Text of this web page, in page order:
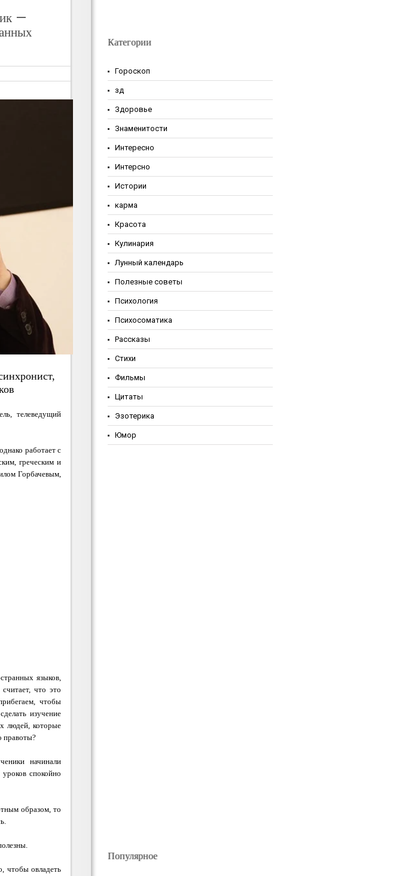
—
телеведущий
работает c
греческим и
Горбачевым,
языков,
что это
чтобы
изучение
людей, которые
правоты?
начинали
спокойно
образом, то
чтобы овладеть
Категории
Гороскоп
зд
Здоровье
Знаменитости
Интересно
Интерсно
Истории
карма
Красота
Кулинария
Лунный календарь
Полезные советы
Психология
Психосоматика
Рассказы
Стихи
Фильмы
Цитаты
Эзотерика
Юмор
Популярное